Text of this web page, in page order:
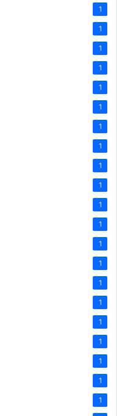
1
1
1
1
1
1
1
1
1
1
1
1
1
1
1
1
1
1
1
1
1